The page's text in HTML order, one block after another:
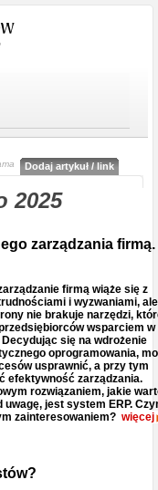
Dodaj artykuł / link
2025
zarządzania firmą.
firmą wiąże się z
i wyzwaniami,
nie brakuje narzędzi,
wsparciem
się na wdrożenie
oprogramowania,
usprawnić, a przy tym
efektywność zarządzania.
rozwiązaniem, jakie
uwagę, jest system ERP.
zainteresowaniem? więcej